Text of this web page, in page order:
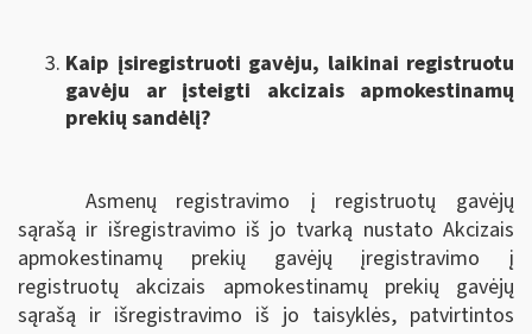
Kaip įsiregistruoti gavėju, laikinai registruotu
gavėju ar įsteigti akcizais apmokestinamų
prekių sandėlį?
Asmenų registravimo į registruotų gavėjų
sąrašą ir išregistravimo iš jo tvarką nustato Akcizais
apmokestinamų prekių gavėjų įregistravimo į
registruotų akcizais apmokestinamų prekių gavėjų
sąrašą ir išregistravimo iš jo taisyklės, patvirtintos